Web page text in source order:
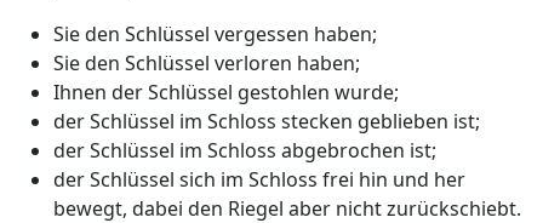
Sie den Schlüssel vergessen haben;
Sie den Schlüssel verloren haben;
Ihnen der Schlüssel gestohlen wurde;
der Schlüssel im Schloss stecken geblieben ist;
der Schlüssel im Schloss abgebrochen ist;
der Schlüssel sich im Schloss frei hin und her
bewegt, dabei den Riegel aber nicht zurückschiebt.